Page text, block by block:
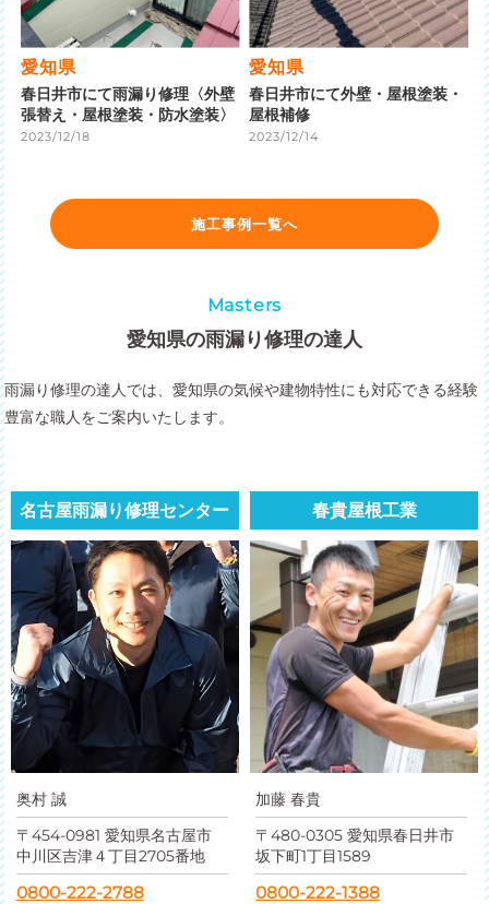
愛知県
春日井市にて雨漏り修理〈外壁
張替え・屋根塗装・防水塗装〉
2023/12/18
愛知県
春日井市にて外壁・屋根塗装・
屋根補修
2023/12/14
施工事例一覧へ
愛知県の雨漏り修理の達人
Masters
雨漏り修理の達人では、愛知県の気候や建物特性にも対応できる経験
豊富な職人をご案内いたします。
名古屋雨漏り修理センター
奥村 誠
〒454-0981 愛知県名古屋市
中川区吉津４丁目2705番地
0800-222-2788
春貴屋根工業
加藤 春貴
〒480-0305 愛知県春日井市
坂下町1丁目1589
0800-222-1388